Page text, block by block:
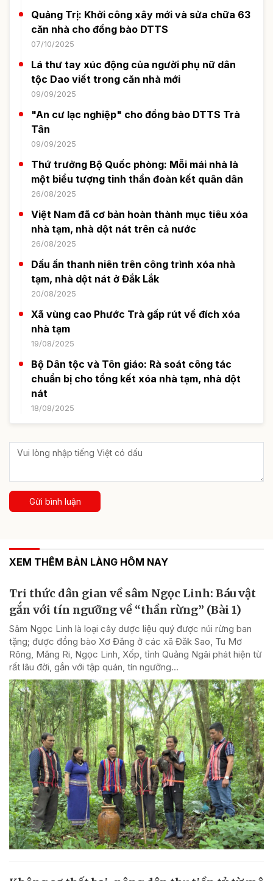
Quảng Trị: Khởi công xây mới và sửa chữa 63
căn nhà cho đồng bào DTTS
07/10/2025
Lá thư tay xúc động của người phụ nữ dân
tộc Dao viết trong căn nhà mới
09/09/2025
"An cư lạc nghiệp" cho đồng bào DTTS Trà
Tân
09/09/2025
Thứ trưởng Bộ Quốc phòng: Mỗi mái nhà là
một biểu tượng tinh thần đoàn kết quân dân
26/08/2025
Việt Nam đã cơ bản hoàn thành mục tiêu xóa
nhà tạm, nhà dột nát trên cả nước
26/08/2025
Dấu ấn thanh niên trên công trình xóa nhà
tạm, nhà dột nát ở Đắk Lắk
20/08/2025
Xã vùng cao Phước Trà gấp rút về đích xóa
nhà tạm
19/08/2025
Bộ Dân tộc và Tôn giáo: Rà soát công tác
chuẩn bị cho tổng kết xóa nhà tạm, nhà dột
nát
18/08/2025
Gửi bình luận
XEM THÊM BẢN LÀNG HÔM NAY
Tri thức dân gian về sâm Ngọc Linh: Báu vật
gắn với tín ngưỡng về “thần rừng” (Bài 1)
Sâm Ngọc Linh là loại cây dược liệu quý được núi rừng ban
tặng; được đồng bào Xơ Đăng ở các xã Đăk Sao, Tu Mơ
Rông, Măng Ri, Ngọc Linh, Xốp, tỉnh Quảng Ngãi phát hiện từ
rất lâu đời, gắn với tập quán, tín ngưỡng...